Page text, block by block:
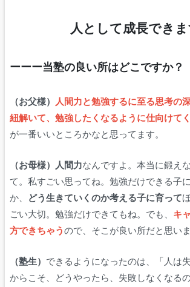
人として成長でき
ーーー当塾の良い所はどこですか？
（お父様）
人間力と勉強するに至る思考の
紐解いて、勉強したくなるように仕向けて
が一番いいところかなと思ってます。
（お母様）人間力なんですよ。本当に鍛え
て。私すごい思ってね。勉強だけできる子
か、
どう生きていくのか考える子に育って
ごい大切。勉強だけできてもね。でも、 キ
方できちゃうので、そこが良い所だと思いま
（塾生） できるようになったのは、「人は
からこそ、どうやったら、失敗しなくなる